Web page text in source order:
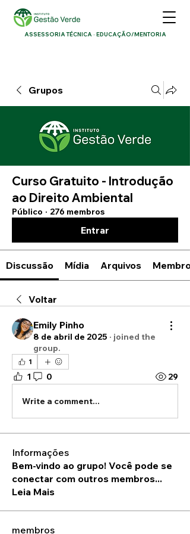
ASSESSORIA TÉCNICA · EDUCAÇÃO/MENTORIA
Grupos
Curso Gratuito - Introdução
ao Direito Ambiental
Público · 276 membros
Entrar
Discussão Mídia Arquivos
Voltar
Emily Pinho
8 de abril de 2025 · joined the
group.
1
1 0 29
Write a comment...
Informações
Bem-vindo ao grupo! Você pode se
conectar com outros membros...
Leia Mais
membros